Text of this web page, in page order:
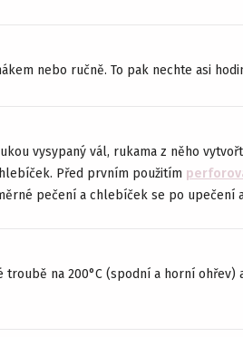
nebo ručně. To pak nechte asi
vysypaný vál, rukama z něho
Před prvním použitím
pečení a chlebíček se po upečení
na 200°C (spodní a horní